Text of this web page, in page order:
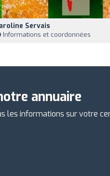
Servais
Informations et coordonnées
annuaire
les informations sur votre